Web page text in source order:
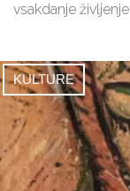
vsakdanje
KULTURE